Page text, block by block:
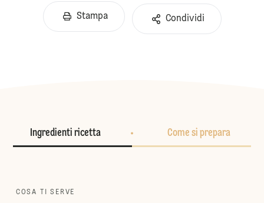
Stampa Condividi
Ingredienti ricetta Come si prepara
COSA TI SERVE